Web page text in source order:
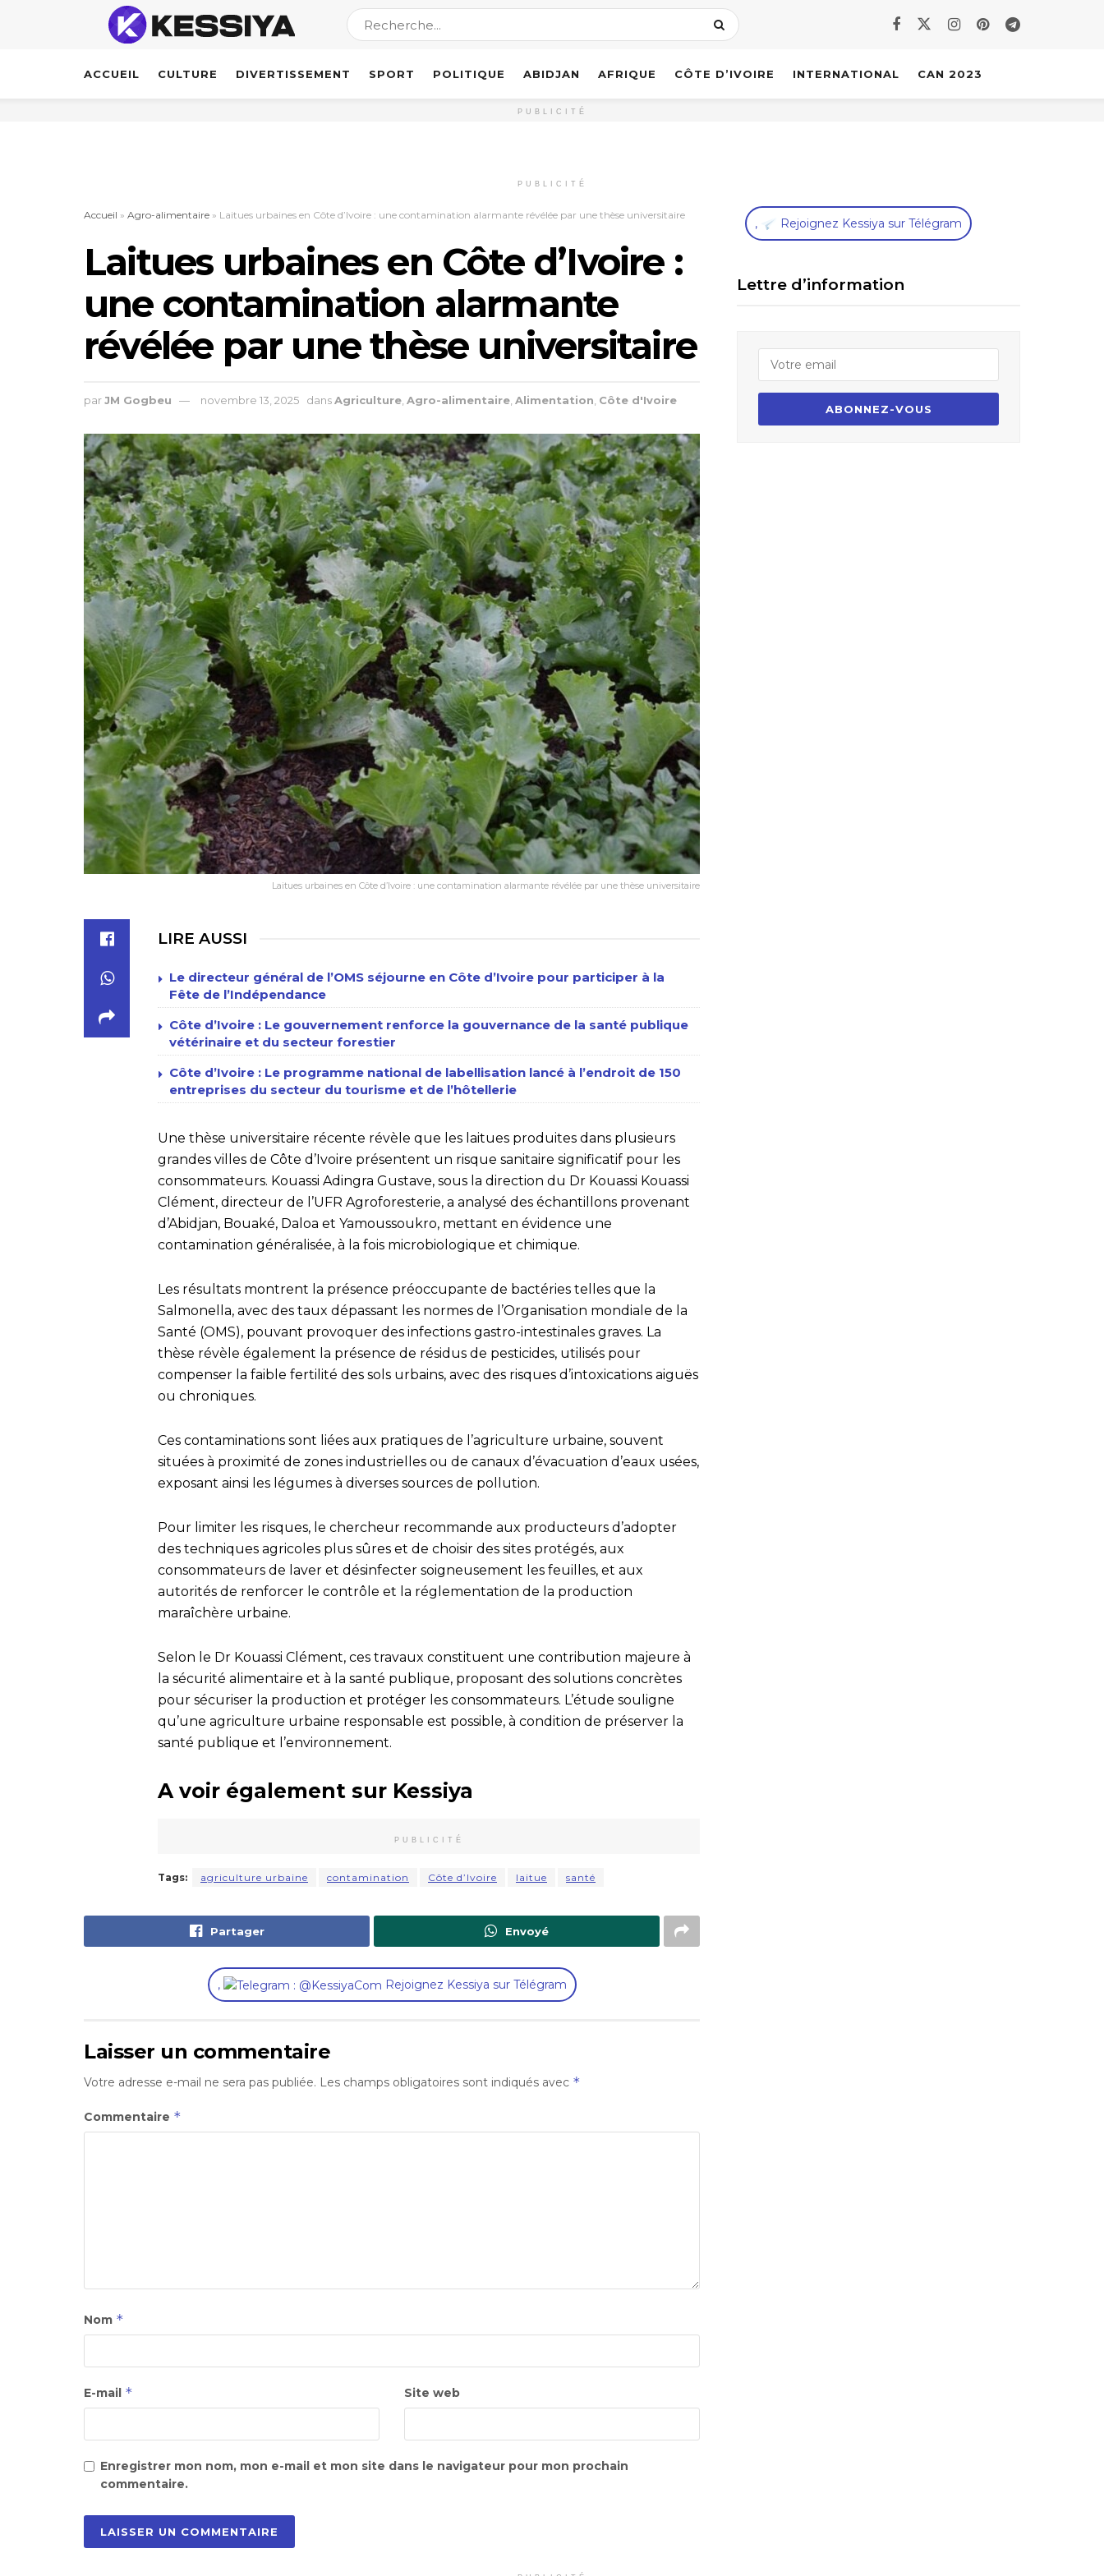
ACCUEIL CULTURE DIVERTISSEMENT SPORT POLITIQUE ABIDJAN AFRIQUE CÔTE D’IVOIRE INTERNATIONAL CAN 2023
PUBLICITÉ
PUBLICITÉ
Accueil » Agro-alimentaire » Laitues urbaines en Côte d’Ivoire : une contamination alarmante révélée par une thèse universitaire
Laitues urbaines en Côte d’Ivoire :
une contamination alarmante
révélée par une thèse universitaire
parJM Gogbeu novembre 13, 2025 dansAgriculture Agro-alimentaire Alimentation Côte d'Ivoire
Laitues urbaines en Côte d’Ivoire : une contamination alarmante révélée par une thèse universitaire
LIRE AUSSI
Le directeur général de l’OMS séjourne en Côte d’Ivoire pour participer à la
Fête de l’Indépendance
Côte d’Ivoire : Le gouvernement renforce la gouvernance de la santé publique
vétérinaire et du secteur forestier
Côte d’Ivoire : Le programme national de labellisation lancé à l’endroit de 150
entreprises du secteur du tourisme et de l’hôtellerie
Une thèse universitaire récente révèle que les laitues produites dans plusieurs
grandes villes de Côte d’Ivoire présentent un risque sanitaire significatif pour les
consommateurs. Kouassi Adingra Gustave, sous la direction du Dr Kouassi Kouassi
Clément, directeur de l’UFR Agroforesterie, a analysé des échantillons provenant
d’Abidjan, Bouaké, Daloa et Yamoussoukro, mettant en évidence une
contamination généralisée, à la fois microbiologique et chimique.
Les résultats montrent la présence préoccupante de bactéries telles que la
Salmonella, avec des taux dépassant les normes de l’Organisation mondiale de la
Santé (OMS), pouvant provoquer des infections gastro-intestinales graves. La
thèse révèle également la présence de résidus de pesticides, utilisés pour
compenser la faible fertilité des sols urbains, avec des risques d’intoxications aiguës
ou chroniques.
Ces contaminations sont liées aux pratiques de l’agriculture urbaine, souvent
situées à proximité de zones industrielles ou de canaux d’évacuation d’eaux usées,
exposant ainsi les légumes à diverses sources de pollution.
Pour limiter les risques, le chercheur recommande aux producteurs d’adopter
des techniques agricoles plus sûres et de choisir des sites protégés, aux
consommateurs de laver et désinfecter soigneusement les feuilles, et aux
autorités de renforcer le contrôle et la réglementation de la production
maraîchère urbaine.
Selon le Dr Kouassi Clément, ces travaux constituent une contribution majeure à
la sécurité alimentaire et à la santé publique, proposant des solutions concrètes
pour sécuriser la production et protéger les consommateurs. L’étude souligne
qu’une agriculture urbaine responsable est possible, à condition de préserver la
santé publique et l’environnement.
A voir également sur Kessiya
PUBLICITÉ
Tags: agriculture urbaine contamination Côte d’Ivoire laitue santé
Partager Envoyé
, Rejoignez Kessiya sur Télégram
Laisser un commentaire
Votre adresse e-mail ne sera pas publiée. Les champs obligatoires sont indiqués avec *
Commentaire *
Nom *
E-mail * Site web
Enregistrer mon nom, mon e-mail et mon site dans le navigateur pour mon prochain
commentaire.
, Rejoignez Kessiya sur Télégram
Lettre d’information